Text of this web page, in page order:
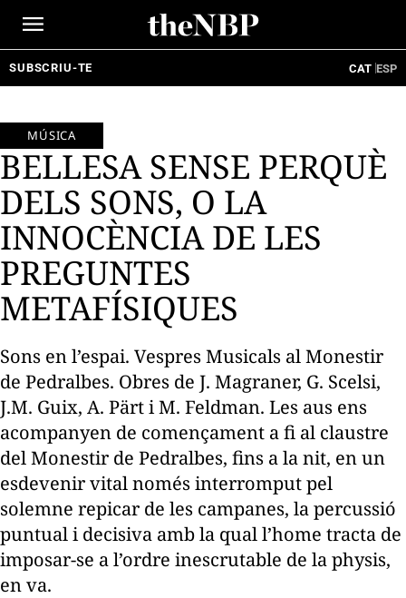
SUBSCRIU-TE CAT ESP
MÚSICA
BELLESA SENSE PERQUÈ
DELS SONS, O LA
INNOCÈNCIA DE LES
PREGUNTES
METAFÍSIQUES
Sons en l’espai. Vespres Musicals al Monestir
de Pedralbes. Obres de J. Magraner, G. Scelsi,
J.M. Guix, A. Pärt i M. Feldman. Les aus ens
acompanyen de començament a fi al claustre
del Monestir de Pedralbes, fins a la nit, en un
esdevenir vital només interromput pel
solemne repicar de les campanes, la percussió
puntual i decisiva amb la qual l’home tracta de
imposar-se a l’ordre inescrutable de la physis,
en va.